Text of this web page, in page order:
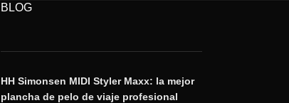
BLOG
HH Simonsen MIDI Styler Maxx: la mejor
plancha de pelo de viaje profesional